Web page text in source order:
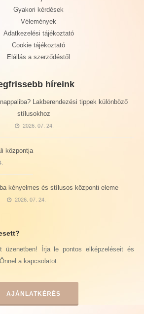
Gyakori kérdések
Vélemények
Adatkezelési tájékoztató
Cookie tájékoztató
Elállás a szerződéstől
híreink
Lakberendezési tippek különböző
stílusokhoz
2026. 07. 24.
központja
kényelmes és stílusos központi eleme
2026. 07. 24.
üzenetben! Írja le pontos elképzeléseit és
a kapcsolatot.
AJÁNLATKÉRÉS